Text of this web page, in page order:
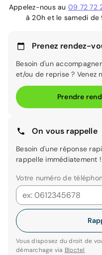
Appelez-nous au 09 72 72
à 20h et le samedi de
Prenez rendez-
Besoin d'un
et/ou de reprise ? Venez
Prendre
On vous rappelle
Besoin d'une réponse
rappelle immédiatement !
Votre numéro de
Vous disposez du droit de
démarchage via Bloctel